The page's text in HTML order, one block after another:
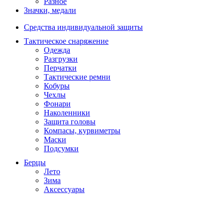
Значки, медали
Средства индивидуальной защиты
Тактическое снаряжение
Одежда
Разгрузки
Перчатки
Тактические ремни
Кобуры
Чехлы
Фонари
Наколенники
Защита головы
Компасы, курвиметры
Маски
Подсумки
Берцы
Лето
Зима
Аксессуары